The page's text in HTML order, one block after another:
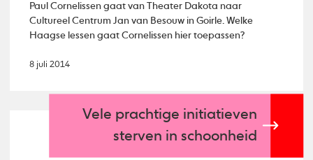
Paul Cornelissen gaat van Theater Dakota naar
Cultureel Centrum Jan van Besouw in Goirle. Welke
Haagse lessen gaat Cornelissen hier toepassen?
8 juli 2014
Vele prachtige initiatieven
sterven in schoonheid